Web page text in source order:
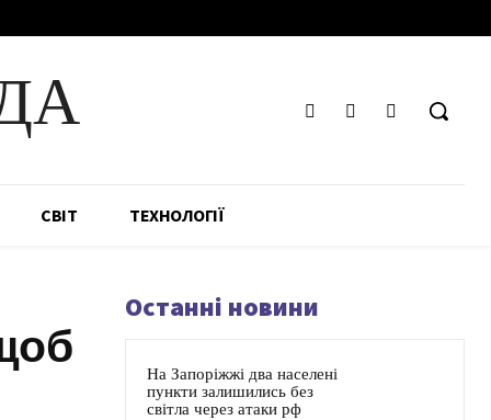
СВІТ ТЕХНОЛОГІЇ
Останні новини
На Запоріжжі два населені
пункти залишились без
світла через атаки рф